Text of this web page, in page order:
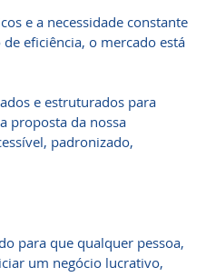
e a necessidade constante
eficiência, o mercado está
e estruturados para
proposta da nossa
padronizado,
para que qualquer pessoa,
um negócio lucrativo,